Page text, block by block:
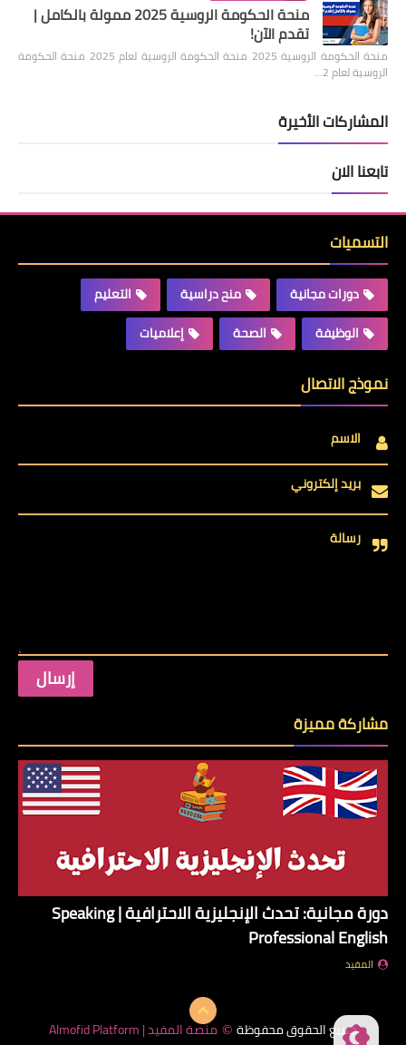
منحة الحكومة الروسية 2025 ممولة بالكامل |
تقدم الآن!
منحة الحكومة الروسية 2025 منحة الحكومة الروسية لعام 2025 منحة الحكومة
الروسية لعام 2…
المشاركات الأخيرة
تابعنا الان
التسميات
دورات مجانية منح دراسية
التعليم
الوظيفة
الصحة إعلاميات
نموذج الاتصال
الاسم
بريد إلكتروني
رسالة
مشاركة مميزة
دورة مجانية: تحدث الإنجليزية الاحترافية | Speaking
Professional English
المفيد
جميع الحقوق محفوظة © منصة المفيد | Almofid Platform